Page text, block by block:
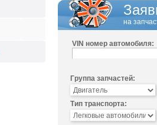
на
VIN номер автомобиля:
Группа запчастей:
Тип транспорта: